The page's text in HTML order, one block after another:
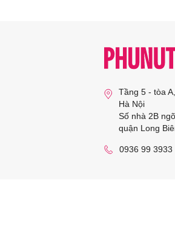
Tầng 5 - tòa
Hà Nội
Số nhà 2B
quận Long
0936 99 3933